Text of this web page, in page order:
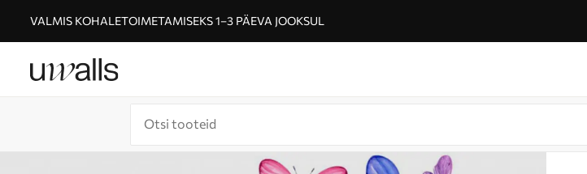
VALMIS KOHALETOIMETAMISEKS 1–3 PÄEVA JOOKSUL